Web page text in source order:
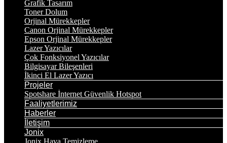
Grafik Tasarım
Toner Dolum
Orjinal Mürekkepler
Canon Orjinal Mürekkepler
Epson Orjinal Mürekkepler
Lazer Yazıcılar
Çok Fonksiyonel Yazıcılar
Bilgisayar Bileşenleri
İkinci El Lazer Yazıcı
Projeler
Spotshare İnternet Güvenlik Hotspot
Faaliyetlerimiz
Haberler
İletişim
Jonix
Jonix Hava Temizleme